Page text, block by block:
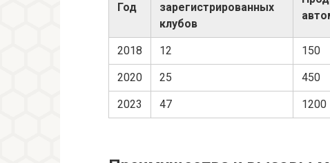
Год
зарегистрированных
клубов
2018 12 150
2020 25 450
2023 47 1200